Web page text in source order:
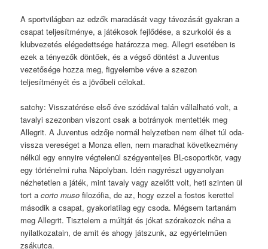
A sportvilágban az edzők maradását vagy távozását gyakran a
csapat teljesítménye, a játékosok fejlődése, a szurkolói és a
klubvezetés elégedettsége határozza meg. Allegri esetében is
ezek a tényezők döntőek, és a végső döntést a Juventus
vezetősége hozza meg, figyelembe véve a szezon
teljesítményét és a jövőbeli célokat.
satchy: Visszatérése első éve szódával talán vállalható volt, a
tavalyi szezonban viszont csak a botrányok mentették meg
Allegrit. A Juventus edzője normál helyzetben nem élhet túl oda-
vissza vereséget a Monza ellen, nem maradhat következmény
nélkül egy ennyire végtelenül szégyenteljes BL-csoportkör, vagy
egy történelmi ruha Nápolyban. Idén nagyrészt ugyanolyan
nézhetetlen a játék, mint tavaly vagy azelőtt volt, heti szinten ül
tort acorto musofilozófia, de az, hogy ezzel a fostos kerettel
második a csapat, gyakorlatilag egy csoda. Mégsem tartanám
meg Allegrit. Tisztelem a múltját és jókat szórakozok néha a
nyilatkozatain, de amit és ahogy játszunk, az egyértelműen
zsákutca.